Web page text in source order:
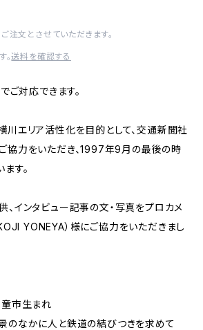
注文とさせていただきます。
。送料を確認する
ご対応できます。
川エリア活性化を目的として、交通新聞社
協力をいただき、1997年9月の最後の時
す。
インタビュー記事の文・写真をプロカメ
YONEYA）様にご協力をいただきまし
市生まれ
のなかに人と鉄道の結びつきを求めて